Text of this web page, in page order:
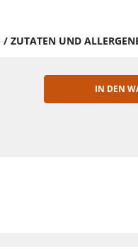
/ ZUTATEN UND
IN DEN